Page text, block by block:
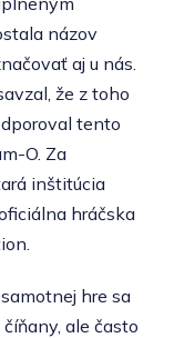
názov
aj u nás.
že z toho
tento
O. Za
inštitúcia
hráčska
hre sa
ale často